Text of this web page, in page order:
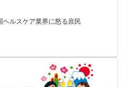
ヘルスケア業界に怒る庶民